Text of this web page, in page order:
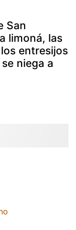
San
limoná, las
entresijos
niega a